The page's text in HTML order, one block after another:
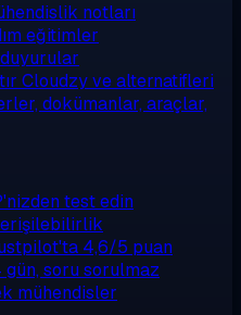
notları
eğitimler
duyurular
Cloudzy ve alternatifleri
dokümanlar, araçlar,
test edin
erişilebilirlik
4,6/5 puan
gün, soru sorulmaz
mühendisler